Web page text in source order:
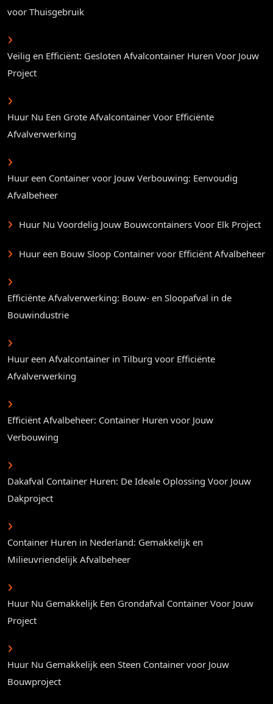
voor Thuisgebruik
Veilig en Efficiënt: Gesloten Afvalcontainer Huren Voor Jouw
Project
Huur Nu Een Grote Afvalcontainer Voor Efficiënte
Afvalverwerking
Huur een Container voor Jouw Verbouwing: Eenvoudig
Afvalbeheer
Huur Nu Voordelig Jouw Bouwcontainers Voor Elk Project
Huur een Bouw Sloop Container voor Efficiënt Afvalbeheer
Efficiënte Afvalverwerking: Bouw- en Sloopafval in de
Bouwindustrie
Huur een Afvalcontainer in Tilburg voor Efficiënte
Afvalverwerking
Efficiënt Afvalbeheer: Container Huren voor Jouw
Verbouwing
Dakafval Container Huren: De Ideale Oplossing Voor Jouw
Dakproject
Container Huren in Nederland: Gemakkelijk en
Milieuvriendelijk Afvalbeheer
Huur Nu Gemakkelijk Een Grondafval Container Voor Jouw
Project
Huur Nu Gemakkelijk een Steen Container voor Jouw
Bouwproject